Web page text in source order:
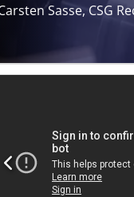
Sasse, CSG